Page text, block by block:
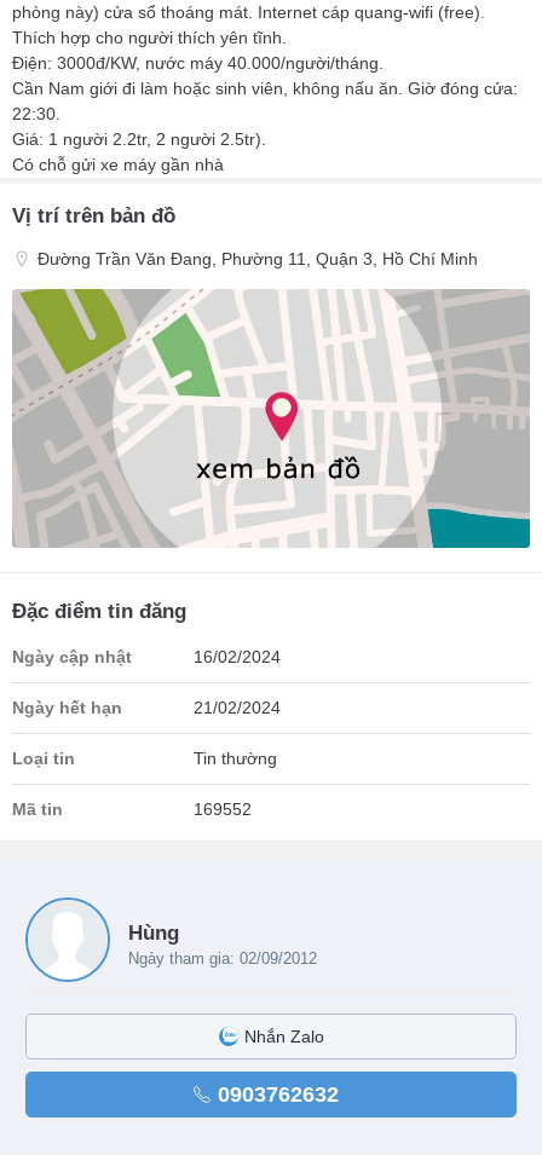
phòng này) cửa sổ thoáng mát. Internet cáp quang-wifi (free).
Thích hợp cho người thích yên tĩnh.
Điện: 3000đ/KW, nước máy 40.000/người/tháng.
Cần Nam giới đi làm hoặc sinh viên, không nấu ăn. Giờ đóng cửa:
22:30.
Giá: 1 người 2.2tr, 2 người 2.5tr).
Có chỗ gửi xe máy gần nhà
Vị trí trên bản đồ
Đường Trần Văn Đang, Phường 11, Quận 3, Hồ Chí Minh
Đặc điểm tin đăng
Ngày cập nhật 16/02/2024
Ngày hết hạn 21/02/2024
Loại tin Tin thường
Mã tin 169552
Hùng
Ngày tham gia: 02/09/2012
Nhắn Zalo
0903762632